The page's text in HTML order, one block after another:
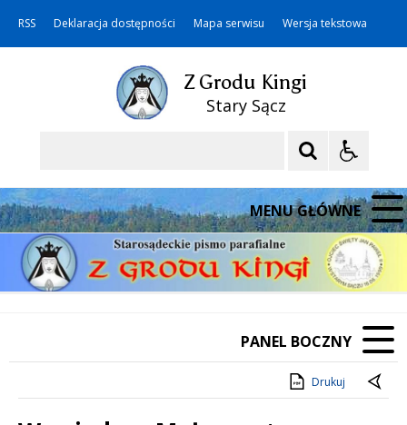
RSS Deklaracja dostępności Mapa serwisu Wersja tekstowa
Z Grodu Kingi
Stary Sącz
MENU GŁÓWNE
PANEL BOCZNY
Drukuj